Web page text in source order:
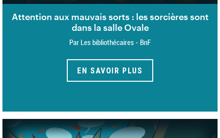
Attention aux mauvais sorts : les sorcières sont
dans la salle Ovale
Par Les bibliothécaires - BnF
EN SAVOIR PLUS